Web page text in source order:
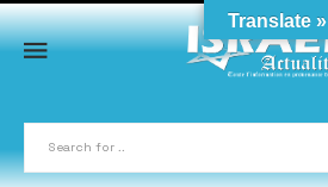
Skip
to
content
Translate »